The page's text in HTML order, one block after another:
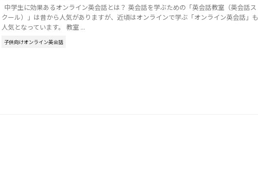
中学生に効果あるオンライン英会話とは？ 英会話を学ぶための「英会話教室（英会話ス
クール）」は昔から人気がありますが、近頃はオンラインで学ぶ「オンライン英会話」も
人気となっています。 教室 ...
子供向けオンライン英会話